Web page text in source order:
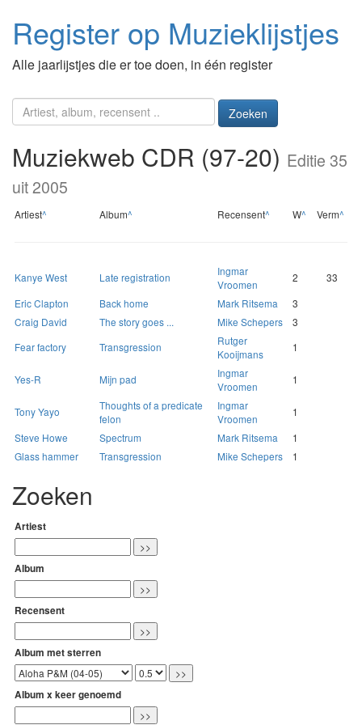
Register op Muzieklijstjes
Alle jaarlijstjes die er toe doen, in één register
Zoeken
Muziekweb CDR (97-20) Editie 35
uit 2005
Artiest^ Album^ Recensent^ W^ Verm^
Kanye West Late registration
Ingmar
Vroomen
2
33
Eric Clapton
Back home Mark Ritsema
3
Craig David
The story goes ... Mike Schepers
3
Fear factory
Transgression
Rutger
Kooijmans
1
Yes-R Mijn pad
Ingmar
Vroomen
1
Tony Yayo
Thoughts of a predicate
felon
Ingmar
Vroomen
1
Steve Howe
Spectrum Mark Ritsema
1
Glass hammer
Transgression Mike Schepers 1
Zoeken
Artiest
Album
Recensent
Album met sterren
Album x keer genoemd